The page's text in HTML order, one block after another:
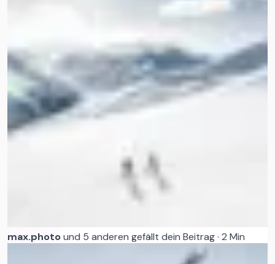
max.photound 5 anderen gefällt dein Beitrag· 2 Min